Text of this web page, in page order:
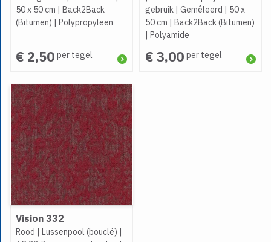
50 x 50 cm | Back2Back
(Bitumen) | Polypropyleen
€ 2,50 per tegel
gebruik| Gemêleerd | 50 x
50 cm | Back2Back (Bitumen)
| Polyamide
€ 3,00 per tegel
Vision 332
Rood | Lussenpool (bouclé) |